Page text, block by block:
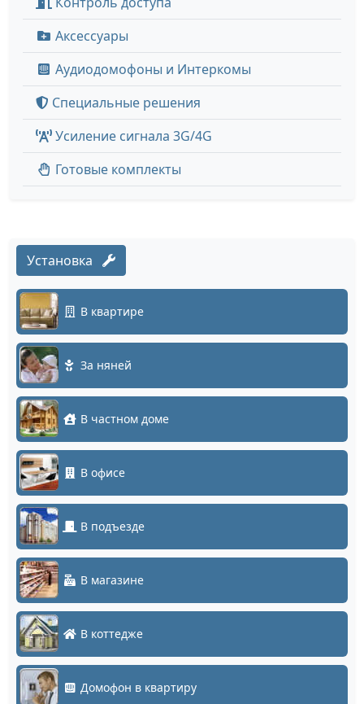
Аксессуары
Аудиодомофоны и Интеркомы
Специальные решения
Усиление сигнала 3G/4G
Готовые комплекты
Установка
В квартире
За няней
В частном доме
В офисе
В подъезде
В магазине
В коттедже
Домофон в квартиру